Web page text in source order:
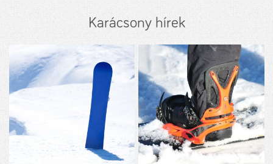
Karácsony hírek